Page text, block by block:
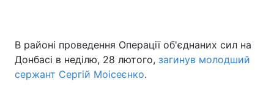
В районі проведення Операції об'єднаних сил на
Донбасі в неділю, 28 лютого, загинув молодший
сержант Сергій Моісеєнко.